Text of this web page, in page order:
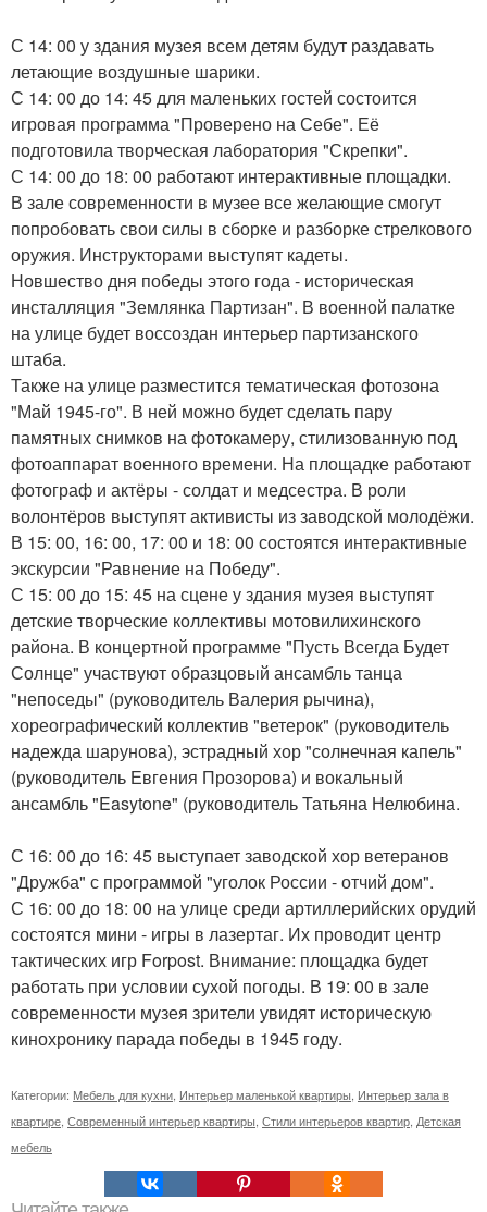
С 14: 00 у здания музея всем детям будут раздавать
летающие воздушные шарики.
С 14: 00 до 14: 45 для маленьких гостей состоится
игровая программа "Проверено на Себе". Её
подготовила творческая лаборатория "Скрепки".
С 14: 00 до 18: 00 работают интерактивные площадки.
В зале современности в музее все желающие смогут
попробовать свои силы в сборке и разборке стрелкового
оружия. Инструкторами выступят кадеты.
Новшество дня победы этого года - историческая
инсталляция "Землянка Партизан". В военной палатке
на улице будет воссоздан интерьер партизанского
штаба.
Также на улице разместится тематическая фотозона
"Май 1945-го". В ней можно будет сделать пару
памятных снимков на фотокамеру, стилизованную под
фотоаппарат военного времени. На площадке работают
фотограф и актёры - солдат и медсестра. В роли
волонтёров выступят активисты из заводской молодёжи.
В 15: 00, 16: 00, 17: 00 и 18: 00 состоятся интерактивные
экскурсии "Равнение на Победу".
С 15: 00 до 15: 45 на сцене у здания музея выступят
детские творческие коллективы мотовилихинского
района. В концертной программе "Пусть Всегда Будет
Солнце" участвуют образцовый ансамбль танца
"непоседы" (руководитель Валерия рычина),
хореографический коллектив "ветерок" (руководитель
надежда шарунова), эстрадный хор "солнечная капель"
(руководитель Евгения Прозорова) и вокальный
ансамбль "Easytone" (руководитель Татьяна Нелюбина.
С 16: 00 до 16: 45 выступает заводской хор ветеранов
"Дружба" с программой "уголок России - отчий дом".
С 16: 00 до 18: 00 на улице среди артиллерийских орудий
состоятся мини - игры в лазертаг. Их проводит центр
тактических игр Forpost. Внимание: площадка будет
работать при условии сухой погоды. В 19: 00 в зале
современности музея зрители увидят историческую
кинохронику парада победы в 1945 году.
Категории: Мебель для кухни Интерьер маленькой квартиры Интерьер зала в
квартире Современный интерьер квартиры Стили интерьеров квартир Детская
мебель